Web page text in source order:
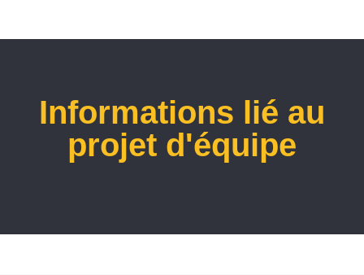
Informations lié au
projet d'équipe